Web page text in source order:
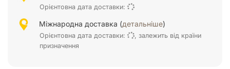
Орієнтовна дата доставки:
Міжнародна доставка (детальніше)
Орієнтовна дата доставки:
, залежить від країни
призначення